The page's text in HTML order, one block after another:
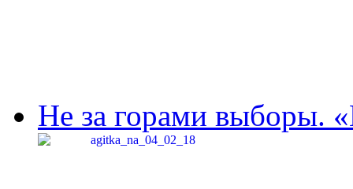
Не за горами выборы.